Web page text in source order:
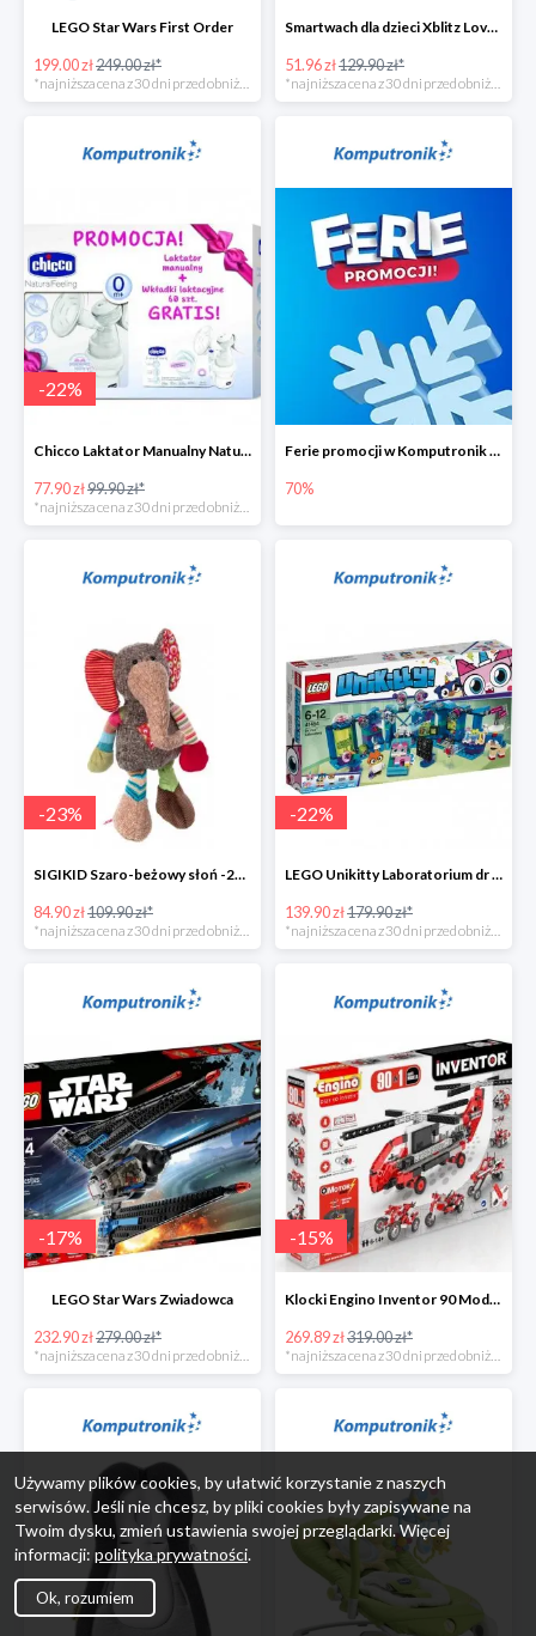
LEGO Star Wars First Order
199.00 zł249.00 zł*
Smartwach dla dzieci Xblitz LoveME -60%
51.96 zł129.90 zł*
-22%
Chicco Laktator Manualny NaturalFeeling + Wkładki Laktacyjne
77.90 zł99.90 zł*
*najniższa cena z 30 dni przed obniżką
Ferie promocji w Komputronik do -70%
70%
-23%
SIGIKID Szaro-beżowy słoń -25zł
84.90 zł109.90 zł*
*najniższa cena z 30 dni przed obniżką
-22%
LEGO Unikitty Laboratorium dr Lisiczki -40zł
139.90 zł179.90 zł*
*najniższa cena z 30 dni przed obniżką
-17%
LEGO Star Wars Zwiadowca
232.90 zł279.00 zł*
-15%
Klocki Engino Inventor 90 Models Motorized Set w super cenie
269.89 zł319.00 zł*
Używamy plików cookies, by ułatwić korzystanie z naszych
serwisów. Jeśli nie chcesz, by pliki cookies były zapisywane na
Twoim dysku, zmień ustawienia swojej przeglądarki. Więcej
informacji:polityka prywatności.
Ok, rozumiem